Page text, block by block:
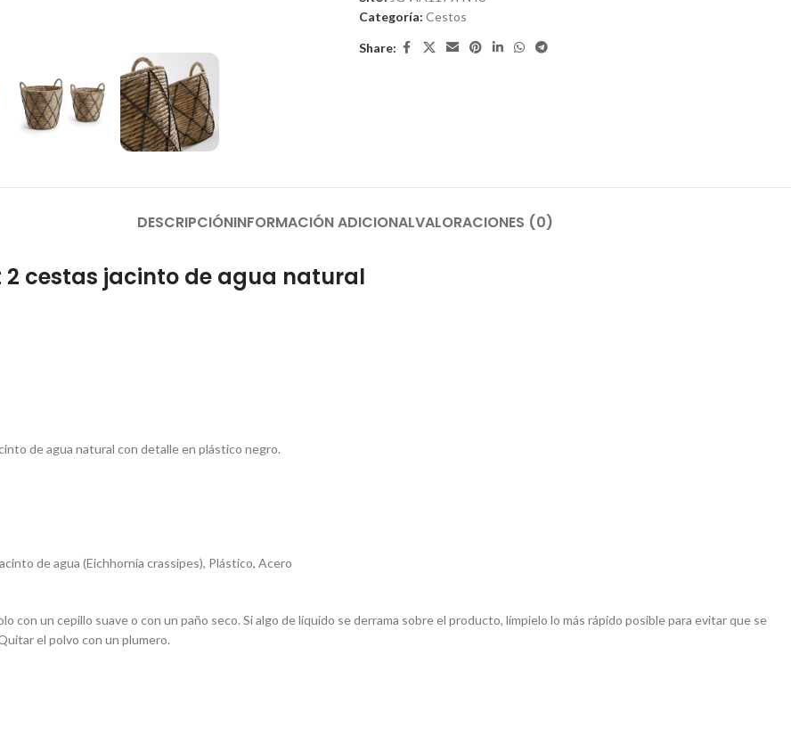
Categoría: Cestos
Share:
DESCRIPCIÓNINFORMACIÓN ADICIONALVALORACIONES (0)
2 cestas jacinto de agua natural
de agua natural con detalle en plástico negro.
de agua (Eichhornia crassipes), Plástico, Acero
con un cepillo suave o con un paño seco. Si algo de líquido se derrama sobre el producto, límpielo lo más rápido posible para evitar que se
el polvo con un plumero.